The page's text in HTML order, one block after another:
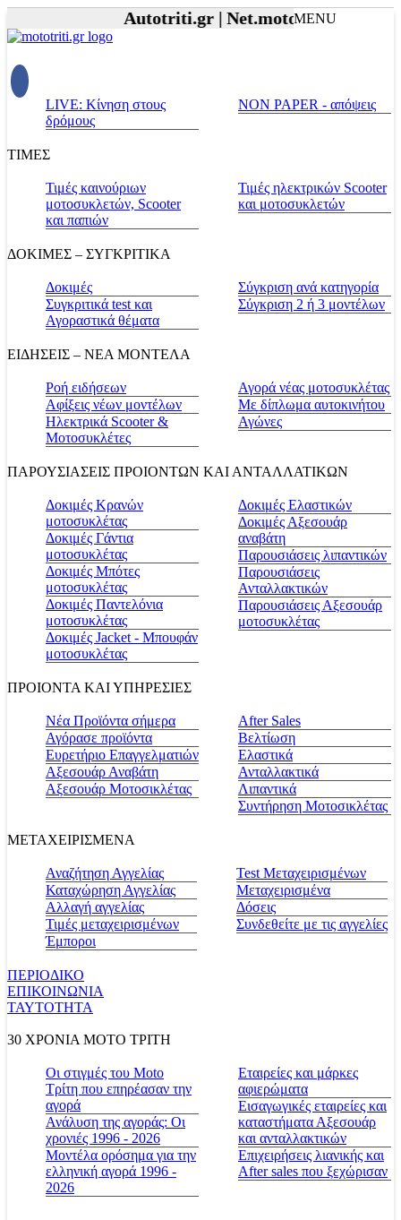
Autotriti.gr | Net.mototriti.gr |
MENU
LIVE: Κίνηση στους
δρόμους
NON PAPER - απόψεις
ΤΙΜΕΣ
Τιμές καινούριων
μοτοσυκλετών, Scooter
και παπιών
Τιμές ηλεκτρικών Scooter
και μοτοσυκλετών
ΔΟΚΙΜΕΣ – ΣΥΓΚΡΙΤΙΚΑ
Δοκιμές
Συγκριτικά test και
Αγοραστικά θέματα
Σύγκριση ανά κατηγορία
Σύγκριση 2 ή 3 μοντέλων
ΕΙΔΗΣΕΙΣ – ΝΕΑ ΜΟΝΤΕΛΑ
Ροή ειδήσεων
Αφίξεις νέων μοντέλων
Ηλεκτρικά Scooter &
Μοτοσυκλέτες
Αγορά νέας μοτοσυκλέτας
Με δίπλωμα αυτοκινήτου
Αγώνες
ΠΑΡΟΥΣΙΑΣΕΙΣ ΠΡΟΙΟΝΤΩΝ ΚΑΙ ΑΝΤΑΛΛΑΤΙΚΩΝ
Δοκιμές Κρανών
μοτοσυκλέτας
Δοκιμές Γάντια
μοτοσυκλέτας
Δοκιμές Μπότες
μοτοσυκλέτας
Δοκιμές Παντελόνια
μοτοσυκλέτας
Δοκιμές Jacket - Μπουφάν
μοτοσυκλέτας
Δοκιμές Ελαστικών
Δοκιμές Αξεσουάρ
αναβάτη
Παρουσιάσεις λιπαντικών
Παρουσιάσεις
Ανταλλακτικών
Παρουσιάσεις Αξεσουάρ
μοτοσυκλέτας
ΠΡΟΙΟΝΤΑ ΚΑΙ ΥΠΗΡΕΣΙΕΣ
Νέα Προϊόντα σήμερα
Αγόρασε προϊόντα
Ευρετήριο Επαγγελματιών
Αξεσουάρ Αναβάτη
Αξεσουάρ Μοτοσικλέτας
Αfter Sales
Βελτίωση
Ελαστικά
Ανταλλακτικά
Λιπαντικά
Συντήρηση Μοτοσικλέτας
ΜΕΤΑΧΕΙΡΙΣΜΕΝΑ
Αναζήτηση Αγγελίας
Καταχώρηση Αγγελίας
Αλλαγή αγγελίας
Τιμές μεταχειρισμένων
Έμποροι
Test Μεταχειρισμένων
Μεταχειρισμένα
Δόσεις
Συνδεθείτε με τις αγγελίες
ΠΕΡΙΟΔΙΚΟ
ΕΠΙΚΟΙΝΩΝΙΑ
ΤΑΥΤΟΤΗΤΑ
30 ΧΡΟΝΙΑ MOTO ΤΡΙΤΗ
Οι στιγμές του Moto
Τρίτη που επηρέασαν την
αγορά
Ανάλυση της αγοράς: Οι
χρονιές 1996 - 2026
Μοντέλα ορόσημα για την
ελληνική αγορά 1996 -
2026
Εταιρείες και μάρκες
αφιερώματα
Εισαγωγικές εταιρείες και
καταστήματα Αξεσουάρ
και ανταλλακτικών
Επιχειρήσεις λιανικής και
After sales που ξεχώρισαν